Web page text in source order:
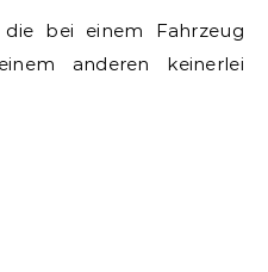
die bei einem Fahrzeug
anderen keinerlei